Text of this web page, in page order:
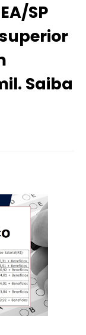
SP
Saiba